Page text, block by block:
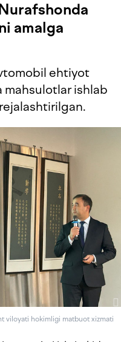
amalga
ehtiyot
mahsulotlar ishlab
viloyati hokimligi matbuot xizmati